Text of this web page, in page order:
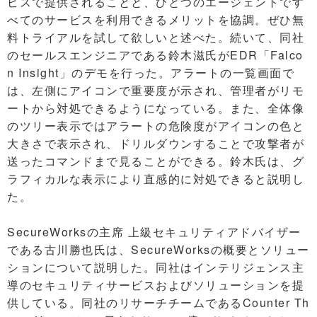
べてのサービスを利用できるメリットを協調。ぜひ無
料トライアルを試して欲しいと述べた。続いて、同社
のセールスエンジニアである鈴木滋氏がEDR「Falco
n Insight」のデモを行った。アラートの一覧画面で
は、左側にアイコンで重要度が示され、管理者がリモ
ートから対処できるようになっている。また、全体像
のツリー表示ではアラートの危険度がアイコンの色と
大きさで表示され、ドリルダウンすることで攻撃者が
送ったコマンドまで見ることができる。鈴木氏は、グ
ラフィカルな表示により直感的に対処できると説明し
た。
SecureWorksの主席 上級セキュリティアドバイザー
である古川勝也氏は、SecureWorksの概要とソリュー
ションについて説明した。同社はインテリジェンス主
導のセキュリティサービスおよびソリューションを提
供している。同社のリサーチチームであるCounter Th